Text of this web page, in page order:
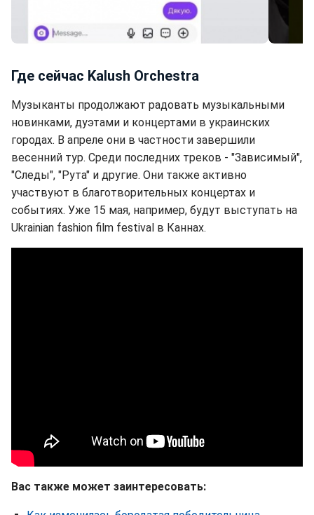
Где сейчас Kalush Orchestra
Музыканты продолжают радовать музыкальными
новинками, дуэтами и концертами в украинских
городах. В апреле они в частности завершили
весенний тур. Среди последних треков - "Зависимый",
"Следы", "Рута" и другие. Они также активно
участвуют в благотворительных концертах и
событиях. Уже 15 мая, например, будут выступать на
Ukrainian fashion film festival в Каннах.
Вас также может заинтересовать: